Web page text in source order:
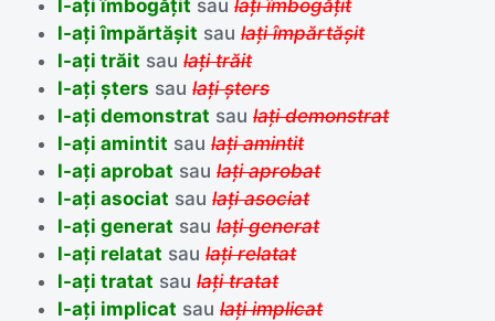
l-ați îmbogățit saulați îmbogățit
l-ați împărtășit saulați împărtășit
l-ați trăit saulați trăit
l-ați șters saulați șters
l-ați demonstrat saulați demonstrat
l-ați amintit saulați amintit
l-ați aprobat saulați aprobat
l-ați asociat saulați asociat
l-ați generat saulați generat
l-ați relatat saulați relatat
l-ați tratat saulați tratat
l-ați implicat saulați implicat